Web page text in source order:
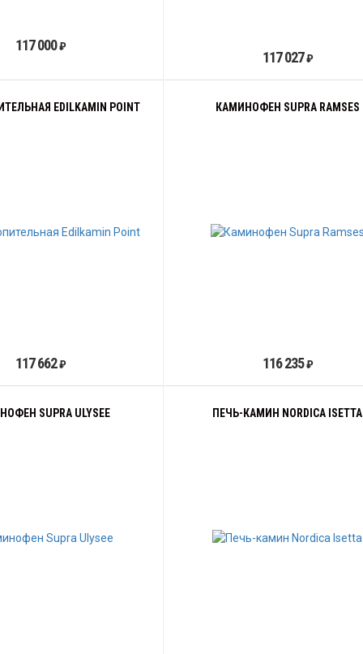
117 000₽
117 027₽
EDILKAMIN POINT
117 662₽
КАМИНОФЕН SUPRA RAMSES
116 235₽
SUPRA ULYSEE ПЕЧЬ-КАМИН NORDICA ISETTA